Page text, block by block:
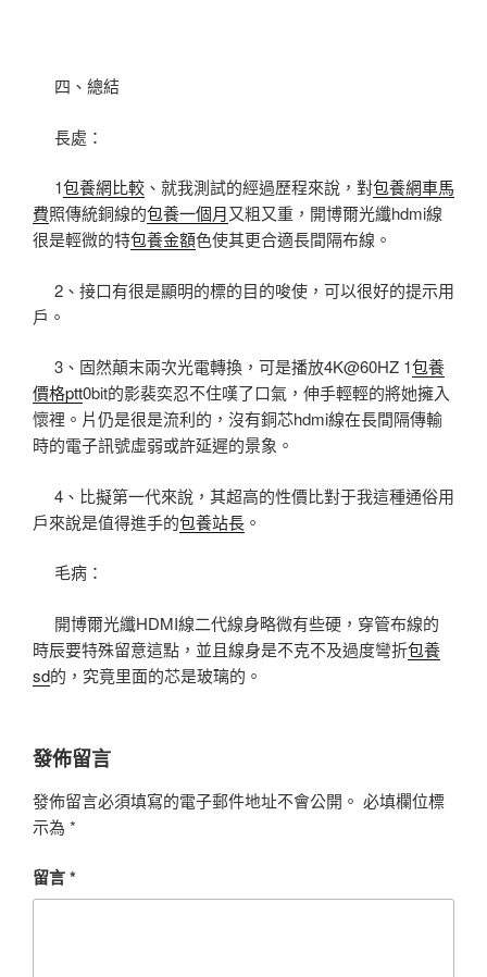
四、總結
長處：
1包養網比較 、就我測試的經過歷程來說，對包養網車馬
費照傳統銅線的包養一個月又粗又重，開博爾光纖hdmi線
很是輕微的特包養金額色使其更合適長間隔布線。
2、接口有很是顯明的標的目的唆使，可以很好的提示用
戶。
3、固然顛末兩次光電轉換，可是播放4K@60HZ 1包養
價格ptt0bit的影裴奕忍不住嘆了口氣，伸手輕輕的將她擁入
懷裡。片仍是很是流利的，沒有銅芯hdmi線在長間隔傳輸
時的電子訊號虛弱或許延遲的景象。
4、比擬第一代來說，其超高的性價比對于我這種通俗用
戶來說是值得進手的包養站長 。
毛病：
開博爾光纖HDMI線二代線身略微有些硬，穿管布線的
時辰要特殊留意這點，並且線身是不克不及過度彎折包養
sd的，究竟里面的芯是玻璃的。
發佈留言
發佈留言必須填寫的電子郵件地址不會公開。 必填欄位標
示為 *
留言*